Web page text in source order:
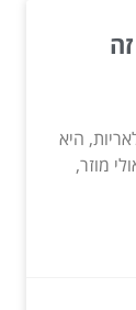
היא
מוזר,